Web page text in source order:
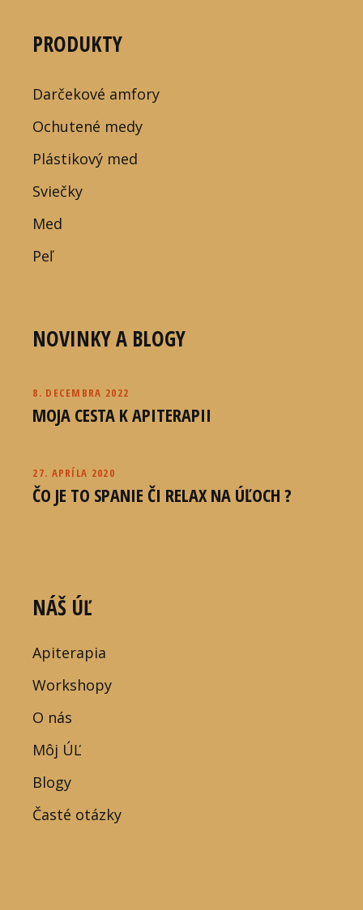
PRODUKTY
Darčekové amfory
Ochutené medy
Plástikový med
Sviečky
Med
Peľ
NOVINKY A BLOGY
8. DECEMBRA 2022
MOJA CESTA K APITERAPII
27. APRÍLA 2020
ČO JE TO SPANIE ČI RELAX NA ÚĽOCH ?
NÁŠ ÚĽ
Apiterapia
Workshopy
O nás
Môj ÚĽ
Blogy
Časté otázky